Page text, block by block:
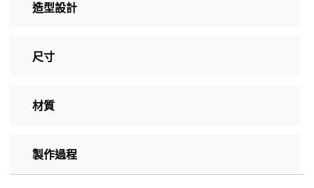
造型設計
尺寸
材質
製作過程